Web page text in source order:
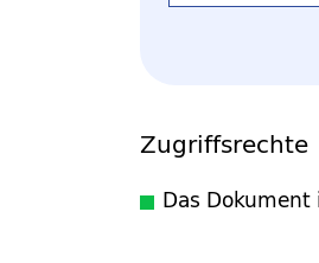
Zugriffsrechte
Das